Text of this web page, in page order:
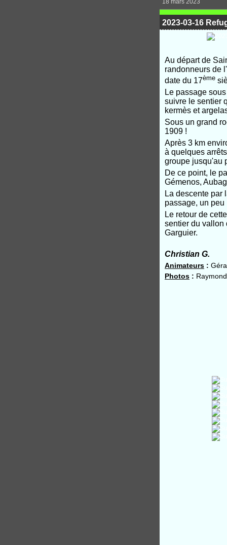
2023-03-16
Au départ de
randonneurs de
date du 17ème
Le passage
suivre le sentier
kermès et
Sous un grand
1909 !
Après 3 km
à quelques
groupe jusqu'au
De ce point, le
Gémenos,
La descente par
passage, un peu
Le retour de
sentier du vallon
Garguier.
Christian G.
Animateurs :
Photos :